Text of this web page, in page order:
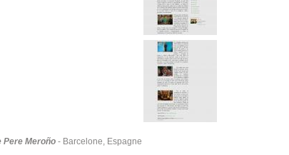
Pere Meroño - Barcelone, Espagne